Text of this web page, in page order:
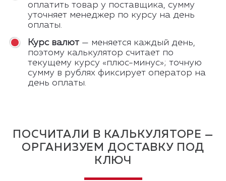
оплатить товар у поставщика, сумму
уточняет менеджер по курсу на день
оплаты.
Курс валют — меняется каждый день,
поэтому калькулятор считает по
текущему курсу «плюс-минус»; точную
сумму в рублях фиксирует оператор на
день оплаты.
ПОСЧИТАЛИ В КАЛЬКУЛЯТОРЕ —
ОРГАНИЗУЕМ ДОСТАВКУ ПОД
КЛЮЧ